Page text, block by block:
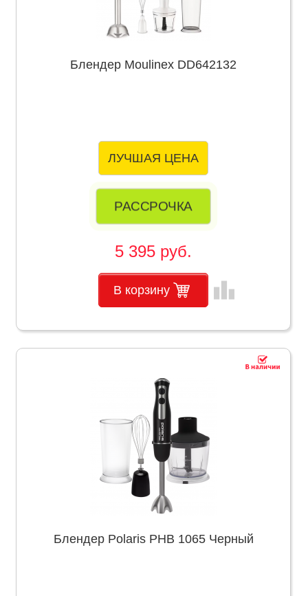
Блендер Moulinex DD642132
ЛУЧШАЯ ЦЕНА
РАССРОЧКА
5 395 руб.
В корзину leaderboard
Блендер Polaris PHB 1065 Черный